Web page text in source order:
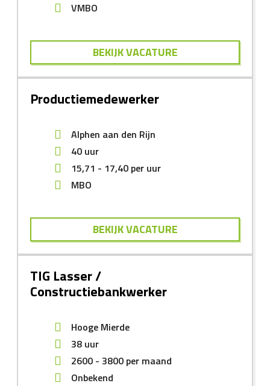
VMBO
BEKIJK VACATURE
Productiemedewerker
Alphen aan den Rijn
40 uur
15,71 - 17,40 per uur
MBO
BEKIJK VACATURE
TIG Lasser /
Constructiebankwerker
Hooge Mierde
38 uur
2600 - 3800 per maand
Onbekend